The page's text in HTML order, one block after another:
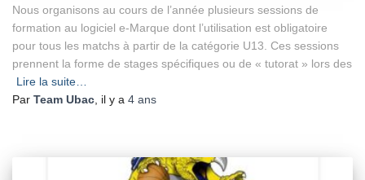
Nous organisons au cours de l’année plusieurs sessions de
formation au logiciel e-Marque dont l’utilisation est obligatoire
pour tous les matchs à partir de la catégorie U13. Ces sessions
prennent la forme de stages spécifiques ou de « tutorat » lors des
Lire la suite…
Par Team Ubac, il y a 4 ans